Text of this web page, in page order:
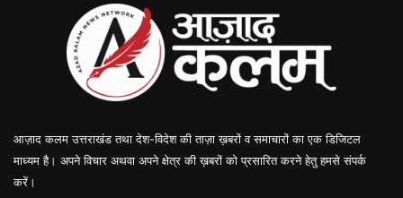
आज़ाद कलम उत्तराखंड तथा देश-विदेश की ताज़ा ख़बरों व समाचारों का एक डिजिटल
माध्यम है। अपने विचार अथवा अपने क्षेत्र की ख़बरों को प्रसारित करने हेतु हमसे संपर्क
करें।